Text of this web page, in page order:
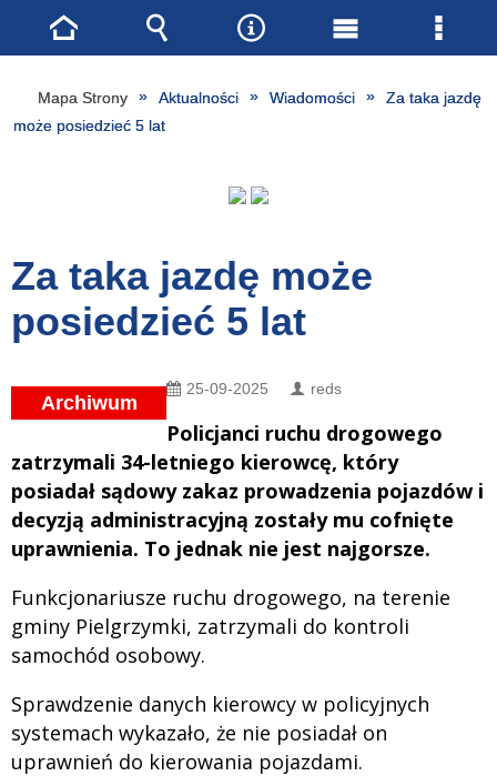
Mapa Strony Aktualności Wiadomości
Za taka jazdę
może posiedzieć 5 lat
Za taka jazdę może
posiedzieć 5 lat
Archiwum
25-09-2025 reds
Policjanci ruchu drogowego
zatrzymali 34-letniego kierowcę, który
posiadał sądowy zakaz prowadzenia pojazdów i
decyzją administracyjną zostały mu cofnięte
uprawnienia. To jednak nie jest najgorsze.
Funkcjonariusze ruchu drogowego, na terenie
gminy Pielgrzymki, zatrzymali do kontroli
samochód osobowy.
Sprawdzenie danych kierowcy w policyjnych
systemach wykazało, że nie posiadał on
uprawnień do kierowania pojazdami.
Strona
główna
Wyszukiwarka
NarzędziaMenu
główne
Menu